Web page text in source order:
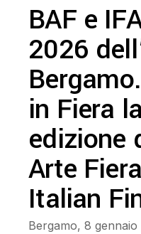
BAF e
2026
in Fiera
edizione
Arte
Italian
Bergamo, 8 gennaio